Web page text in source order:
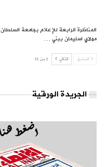
المناظرة الرابعة للإعلام بجامعة السلطان
مولاي اسليمان ببني …
السابق التالي 1 من 11
الجريدة الورقية